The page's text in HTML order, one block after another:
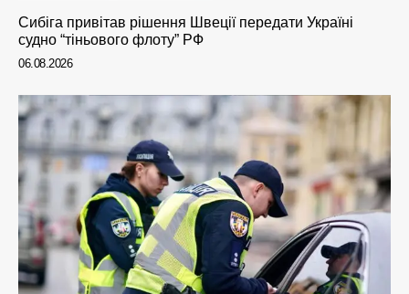
Сибіга привітав рішення Швеції передати Україні
судно “тіньового флоту” РФ
06.08.2026